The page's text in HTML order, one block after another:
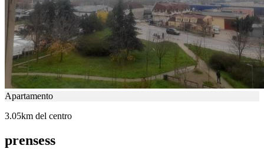
Apartamento
3.05km del centro
prensess